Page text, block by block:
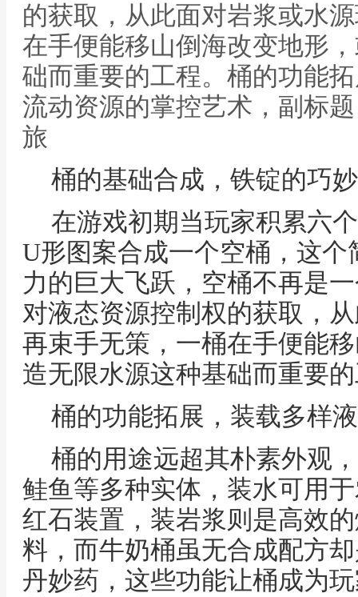
的获取，从此面对岩浆或水
在手便能移山倒海改变地形
础而重要的工程。桶的功能
流动资源的掌控艺术，副标
旅
桶的基础合成，铁锭的巧
在游戏初期当玩家积累六
U形图案合成一个空桶，这
力的巨大飞跃，空桶不再是
对液态资源控制权的获取，
再束手无策，一桶在手便能
造无限水源这种基础而重要
桶的功能拓展，装载多样
桶的用途远超其朴素外观
鲑鱼等多种实体，装水可用
红石装置，装岩浆则是高效
料，而牛奶桶虽无合成配方
丹妙药，这些功能让桶成为